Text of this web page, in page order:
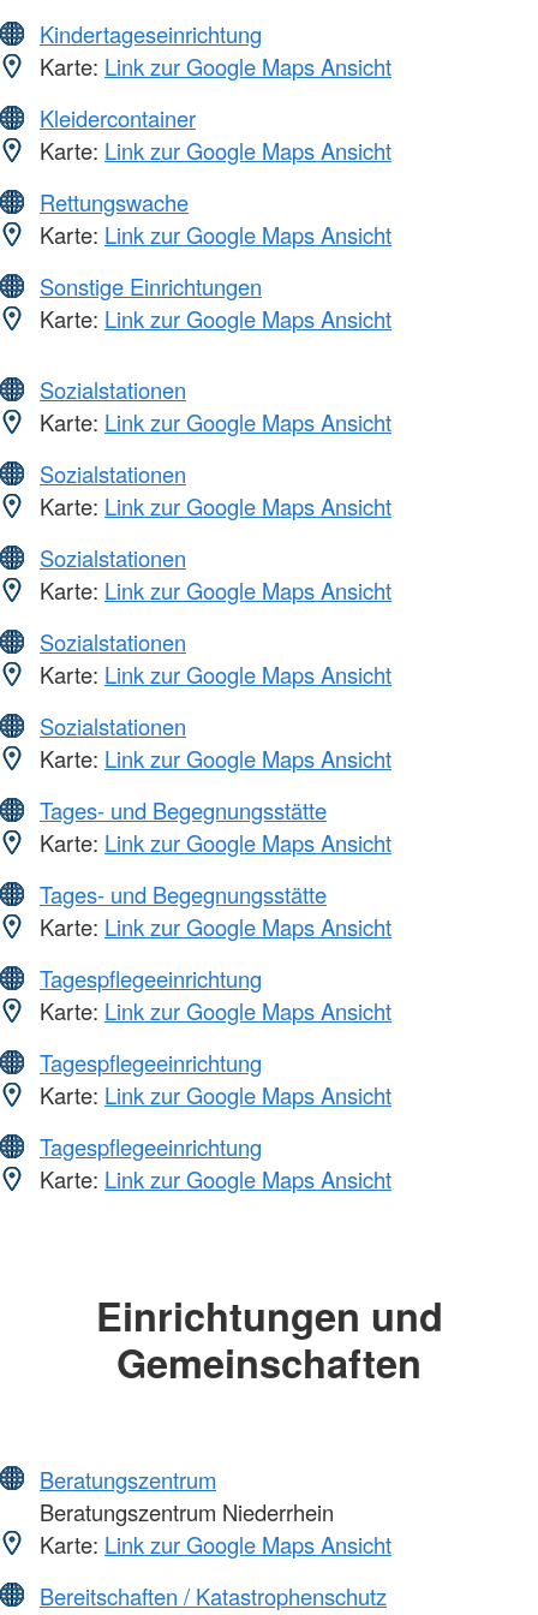
Kindertageseinrichtung
Karte: Link zur Google Maps Ansicht
Kleidercontainer
Karte: Link zur Google Maps Ansicht
Rettungswache
Karte: Link zur Google Maps Ansicht
Sonstige Einrichtungen
Karte: Link zur Google Maps Ansicht
Sozialstationen
Karte: Link zur Google Maps Ansicht
Sozialstationen
Karte: Link zur Google Maps Ansicht
Sozialstationen
Karte: Link zur Google Maps Ansicht
Sozialstationen
Karte: Link zur Google Maps Ansicht
Sozialstationen
Karte: Link zur Google Maps Ansicht
Tages- und Begegnungsstätte
Karte: Link zur Google Maps Ansicht
Tages- und Begegnungsstätte
Karte: Link zur Google Maps Ansicht
Tagespflegeeinrichtung
Karte: Link zur Google Maps Ansicht
Tagespflegeeinrichtung
Karte: Link zur Google Maps Ansicht
Tagespflegeeinrichtung
Karte: Link zur Google Maps Ansicht
Einrichtungen und
Gemeinschaften
Beratungszentrum
Beratungszentrum Niederrhein
Karte: Link zur Google Maps Ansicht
Bereitschaften / Katastrophenschutz